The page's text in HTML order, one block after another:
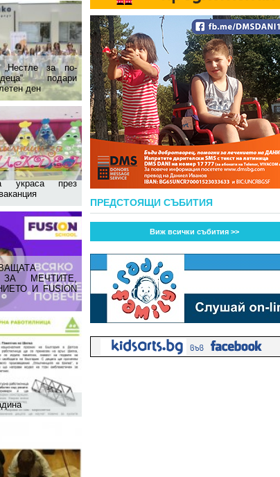
„Нестле за по-
подари
ден
украса през
ЗА МЕЧТИТЕ,
И FUSION
ПРЕДСТОЯЩИ СЪБИТИЯ
Виж всички събития >>